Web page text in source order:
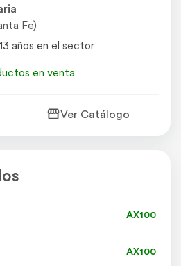
Fe)
13 años en el sector
en venta
Ver Catálogo
AX100
AX100